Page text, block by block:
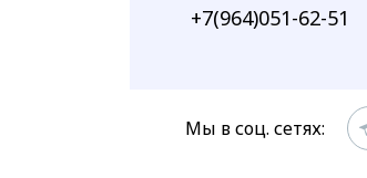
+7(964)051-62-51
Мы в соц. сетях: